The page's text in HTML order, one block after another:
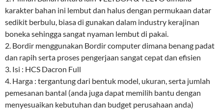
karakter bahan ini lembut dan halus dengan permukaan datar
sedikit berbulu, biasa di gunakan dalam industry kerajinan
boneka sehingga sangat nyaman lembut di pakai.
2. Bordir menggunakan Bordir computer dimana benang padat
dan rapih serta proses pengerjaan sangat cepat dan efisien
3. Isi : HCS Dacron Full
4. Harga : tergantung dari bentuk model, ukuran, serta jumlah
pemesanan bantal (anda juga dapat memilih bantu dengan
menyesuaikan kebutuhan dan budget perusahaan anda)